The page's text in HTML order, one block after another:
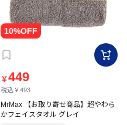
￥449
税込￥493
MrMax 【お取り寄せ商品】超やわら
かフェイスタオル グレイ